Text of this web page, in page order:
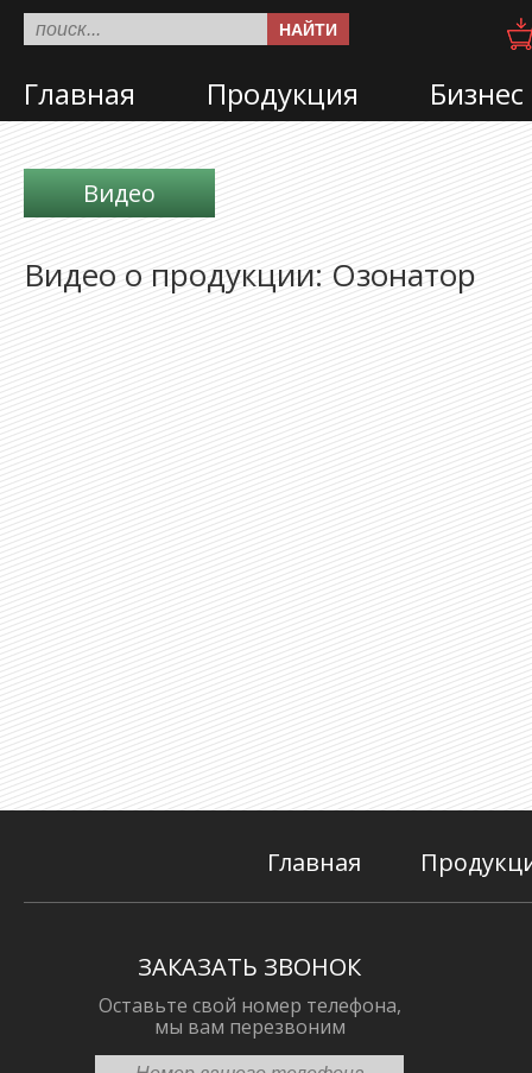
НАЙТИ
Главная Продукция Бизнес
Видео
Видео о продукции: Озонатор
Главная
ЗАКАЗАТЬ ЗВОНОК
Оставьте свой номер телефона,
мы вам перезвоним